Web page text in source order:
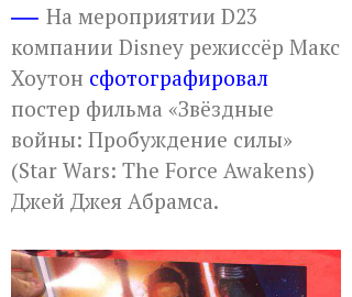
На мероприятии D23
компании Disney режиссёр Макс
Хоутон сфотографировал
постер фильма «Звёздные
войны: Пробуждение силы»
(Star Wars: The Force Awakens)
Джей Джея Абрамса.